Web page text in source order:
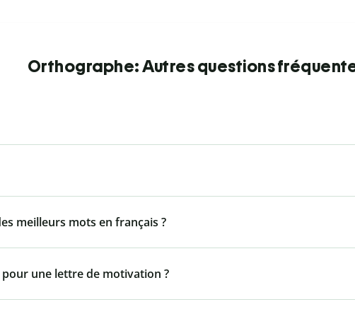
Orthographe: Autres questions
meilleurs mots en français ?
une lettre de motivation ?